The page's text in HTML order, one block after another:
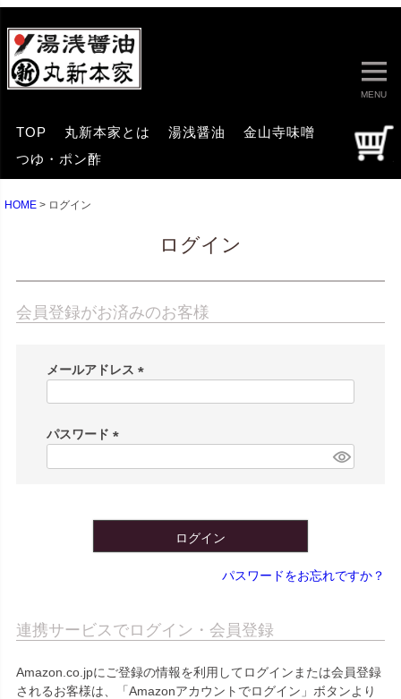
MENU
TOP 丸新本家とは 湯浅醤油
金山寺味噌
つゆ・ポン酢
HOME ログイン
ログイン
会員登録がお済みのお客様
メールアドレス
)
パスワード
ログイン
パスワードをお忘れですか？
連携サービスでログイン・会員登録
Amazon.co.jpにご登録の情報を利用してログインまたは会員登録
されるお客様は、「Amazonアカウントでログイン」ボタンより